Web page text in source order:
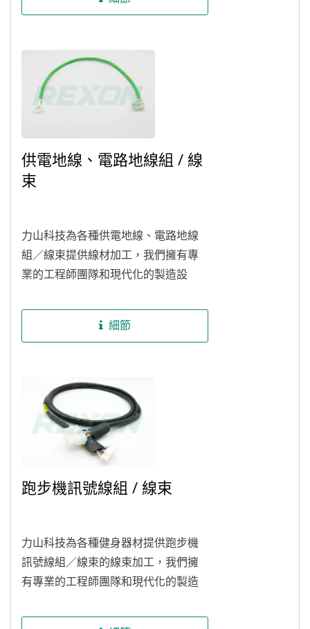
供電地線、電路地線組 / 線
束
力山科技為各種供電地線、電路地線
組／線束提供線材加工，我們擁有專
業的工程師團隊和現代化的製造設
的端子護套、不同的線材（UL1007...
細節
跑步機訊號線組 / 線束
力山科技為各種健身器材提供跑步機
訊號線組／線束的線束加工，我們擁
有專業的工程師團隊和現代化的製造
線材（UL1007...